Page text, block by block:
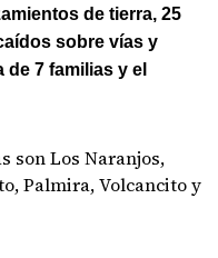
de tierra, 25
sobre vías y
7 familias y el
son Los Naranjos,
Palmira, Volcancito y